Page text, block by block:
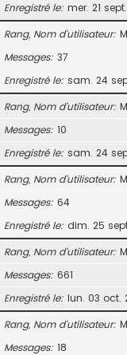
Enregistré le mer. 21
Rang, Nom d’utilisateur
Messages 37
Enregistré le sam. 24
Rang, Nom d’utilisateur
Messages 10
Enregistré le sam. 24
Rang, Nom d’utilisateur
Messages 64
Enregistré le dim. 25
Rang, Nom d’utilisateur
Messages 661
Enregistré le lun. 03 oct.
Rang, Nom d’utilisateur
Messages 18